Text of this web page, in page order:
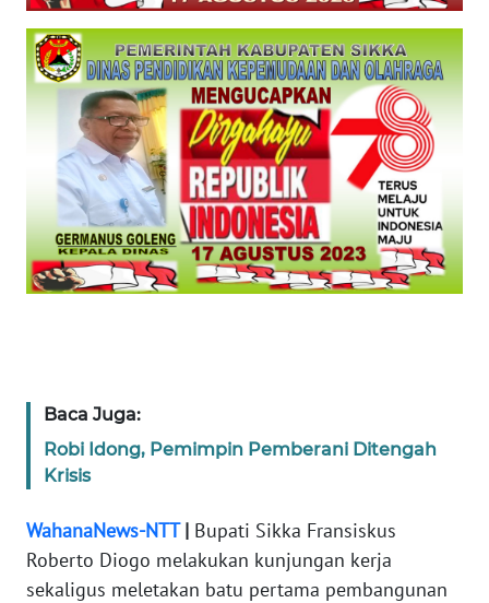
Baca Juga:
Robi Idong, Pemimpin Pemberani Ditengah
Krisis
WahanaNews-NTT| Bupati Sikka Fransiskus
Roberto Diogo melakukan kunjungan kerja
sekaligus meletakan batu pertama pembangunan
KARIR
DISCLAIMER
Regional
SUMUT
WN
JABAR
WN
BANTEN
WN
NTT